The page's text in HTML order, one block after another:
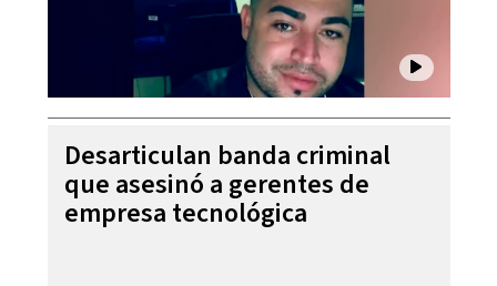
Desarticulan banda criminal
que asesinó a gerentes de
empresa tecnológica